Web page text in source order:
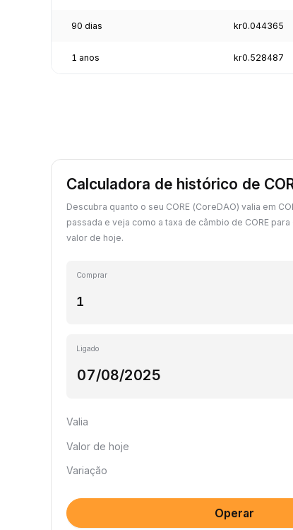
90 dias kr0.044365
1 anos kr0.528487
Calculadora de histórico de
Descubra quanto o seu CORE (CoreDAO) valia em
passada e veja como a taxa de câmbio de CORE
valor de hoje.
Comprar
Ligado
Valia
Valor de hoje
Variação
Operar